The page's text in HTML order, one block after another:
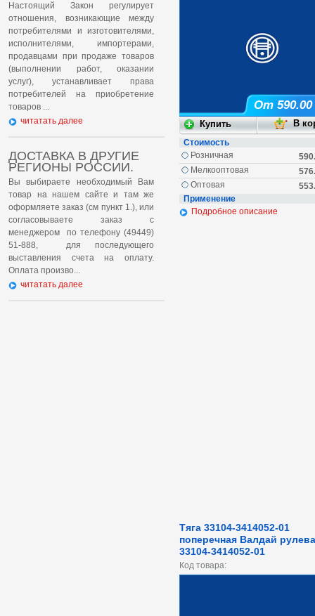
Настоящий Закон регулирует
отношения, возникающие между
потребителями и изготовителями,
исполнителями, импортерами,
продавцами при продаже товаров
(выполнении работ, оказании
услуг), устанавливает права
потребителей на приобретение
товаров ...
читатать далее
ДОСТАВКА В ДРУГИЕ
РЕГИОНЫ РОССИИ.
Вы выбираете необходимый Вам
товар на нашем сайте и там же
оформляете заказ (см пункт 1.), или
согласовываете заказ с
менеджером по телефону (49449)
51-888, для последующего
выставления счета на оплату.
Оплата произво...
читатать далее
От 590.00
Стоимость
Розничная
Мелкооптовая
Оптовая
Применение
Подробное описание
Тяга 33104-3414052-01
поперечная Валдай
33104-3414052-01
Код товара: